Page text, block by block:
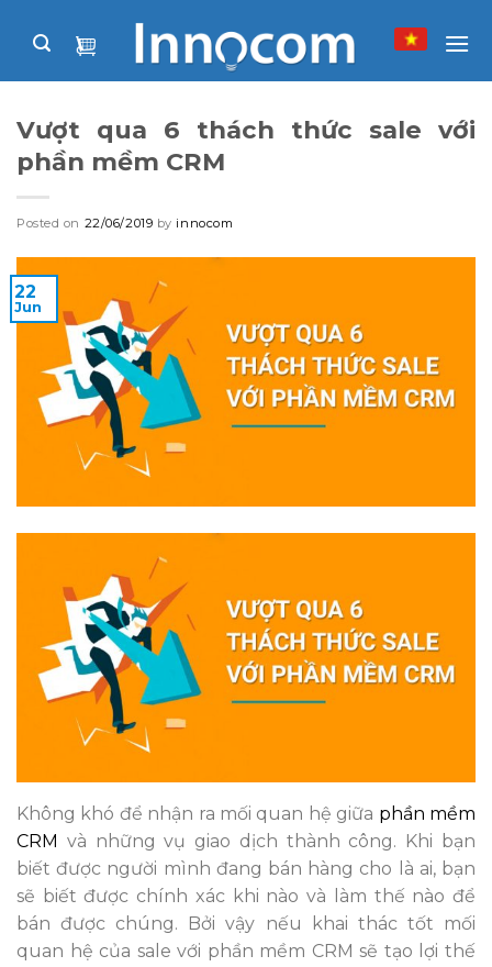
Vượt qua 6 thách thức sale với
phần mềm CRM
Posted on 22/06/2019 by innocom
22
Jun
Không khó để nhận ra mối quan hệ giữa phần mềm
CRM và những vụ giao dịch thành công. Khi bạn
biết được người mình đang bán hàng cho là ai, bạn
sẽ biết được chính xác khi nào và làm thế nào để
bán được chúng. Bởi vậy nếu khai thác tốt mối
quan hệ của sale với phần mềm CRM sẽ tạo lợi thế